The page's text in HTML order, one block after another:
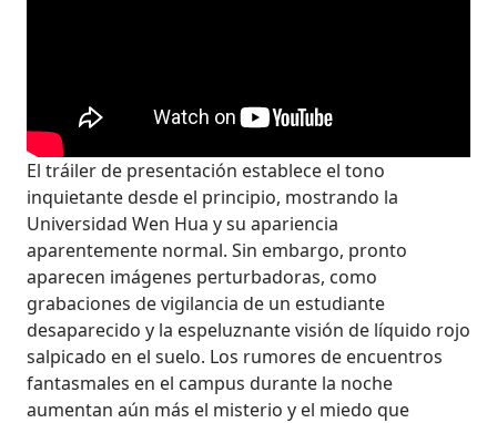
El tráiler de presentación establece el tono
inquietante desde el principio, mostrando la
Universidad Wen Hua y su apariencia
aparentemente normal. Sin embargo, pronto
aparecen imágenes perturbadoras, como
grabaciones de vigilancia de un estudiante
desaparecido y la espeluznante visión de líquido rojo
salpicado en el suelo. Los rumores de encuentros
fantasmales en el campus durante la noche
aumentan aún más el misterio y el miedo que